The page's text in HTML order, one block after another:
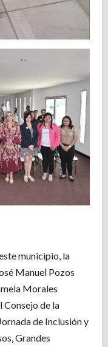
municipio, la
Manuel Pozos
Morales
Consejo de la
de Inclusión y
Grandes